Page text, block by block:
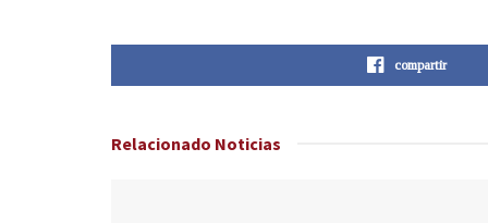
compartir
Relacionado Noticias